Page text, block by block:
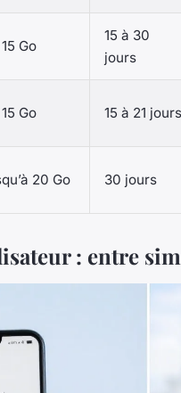
Go
15 à 30
jours
Go 15 à 21 jours
20 Go 30 jours
: entre